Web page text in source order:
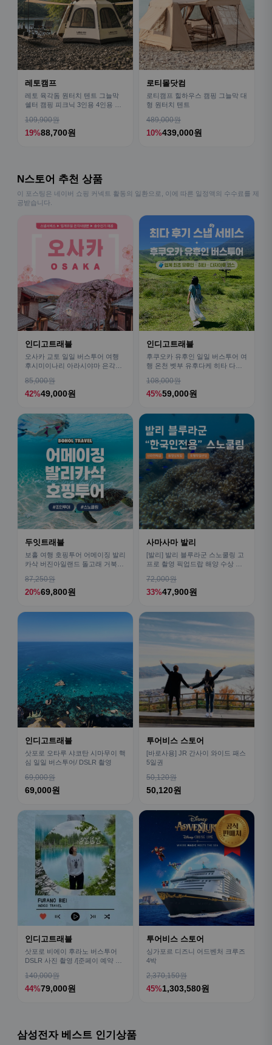
레토캠프
레토 육각돔 원터치 텐트 그늘막
쉘터 캠핑 피크닉 3인용 4인용 패
109,900원
19%88,700원
로티몰닷컴
로티캠프 힐하우스 캠핑 그늘막 대
형 원터치 텐트
489,000원
10%439,000원
N스토어 추천 상품
이 포스팅은 네이버 쇼핑 커넥트 활동의 일환으로, 이에 따른 일정액의 수수료를 제
공받습니다.
인디고트래블
오사카 교토 일일 버스투어 여행
후시미이나리 아라시야마 은각사
85,000원
42%49,000원
인디고트래블
후쿠오카 유후인 일일 버스투어 여
행 온천 벳부 유후다케 히타 다자
108,000원
45%59,000원
두잇트래블
보홀 여행 호핑투어 어메이징 발리
카삭 버진아일랜드 돌고래 거북이
87,250원
20%69,800원
사마사마 발리
[발리] 발리 블루라군 스노쿨링 고
프로 촬영 픽업드랍 해양 수상 액
72,000원
33%47,900원
인디고트래블
삿포로 오타루 샤코탄 시마무이 핵
심 일일 버스투어/ DSLR 촬영
69,000원
69,000원
투어비스 스토어
[바로사용] JR 간사이 와이드 패스
5일권
50,120원
50,120원
인디고트래블
삿포로 비에이 후라노 버스투어
DSLR 사진 촬영 /[준페이 예약 식
140,000원
44%79,000원
투어비스 스토어
싱가포르 디즈니 어드벤처 크루즈
4박
2,370,150원
45%1,303,580원
삼성전자 베스트 인기상품